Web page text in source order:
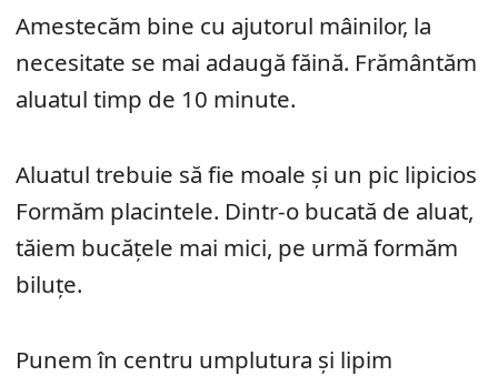
Amestecăm bine cu ajutorul mâinilor, la
necesitate se mai adaugă făină. Frământăm
aluatul timp de 10 minute.
Aluatul trebuie să fie moale şi un pic lipicios
Formăm placintele. Dintr-o bucată de aluat,
tăiem bucăţele mai mici, pe urmă formăm
biluţe.
Punem în centru umplutura şi lipim